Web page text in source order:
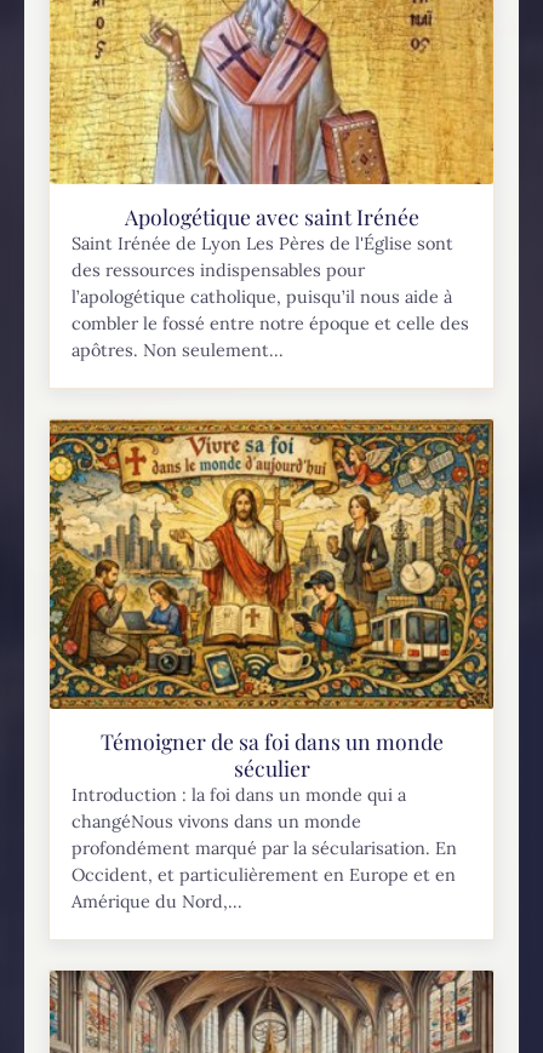
Apologétique avec saint Irénée
Saint Irénée de Lyon Les Pères de l'Église sont
des ressources indispensables pour
l’apologétique catholique, puisqu’il nous aide à
combler le fossé entre notre époque et celle des
apôtres. Non seulement...
Témoigner de sa foi dans un monde
séculier
Introduction : la foi dans un monde qui a
changéNous vivons dans un monde
profondément marqué par la sécularisation. En
Occident, et particulièrement en Europe et en
Amérique du Nord,...